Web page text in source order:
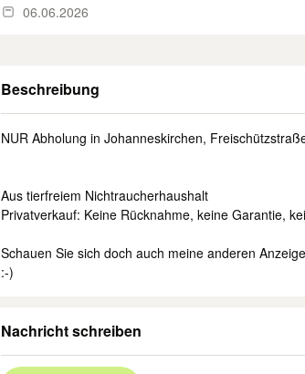
06.06.2026
Beschreibung
NUR Abholung in Johanneskirchen,
Aus tierfreiem Nichtraucherhaushalt
Privatverkauf: Keine Rücknahme, keine Garantie,
Schauen Sie sich doch auch meine anderen
:-)
Nachricht schreiben